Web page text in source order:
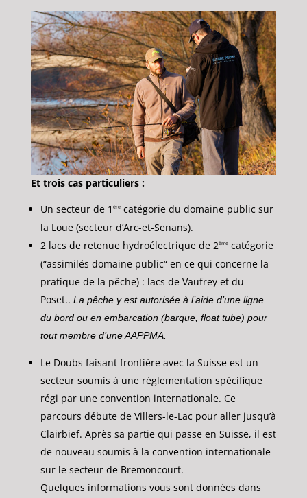
Et trois cas particuliers :
Un secteur de 1 èrecatégorie du domaine public sur
la Loue (secteur d’Arc-et-Senans).
2 lacs de retenue hydroélectrique de 2èmecatégorie
(“assimilés domaine public“ en ce qui concerne la
pratique de la pêche) : lacs de Vaufrey et du
Poset.. La pêche y est autorisée à l’aide d’une ligne
du bord ou en embarcation (barque, float tube) pour
tout membre d’une AAPPMA.
Le Doubs faisant frontière avec la Suisse est un
secteur soumis à une réglementation spécifique
régi par une convention internationale. Ce
parcours débute de Villers-le-Lac pour aller jusqu’à
Clairbief. Après sa partie qui passe en Suisse, il est
de nouveau soumis à la convention internationale
sur le secteur de Bremoncourt.
Quelques informations vous sont données dans